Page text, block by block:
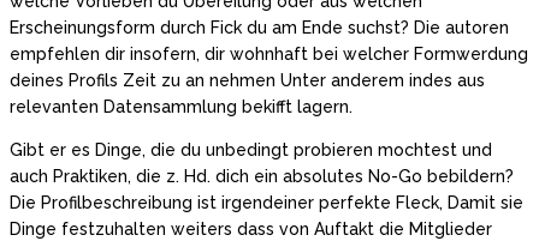
Erscheinungsform durch Fick du am Ende suchst? Die autoren
empfehlen dir insofern, dir wohnhaft bei welcher Formwerdung
deines Profils Zeit zu an nehmen Unter anderem indes aus
relevanten Datensammlung bekifft lagern.
Gibt er es Dinge, die du unbedingt probieren mochtest und
auch Praktiken, die z. Hd. dich ein absolutes No-Go bebildern?
Die Profilbeschreibung ist irgendeiner perfekte Fleck, Damit sie
Dinge festzuhalten weiters dass von Auftakt die Mitglieder